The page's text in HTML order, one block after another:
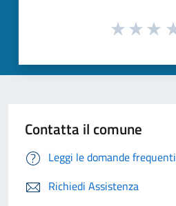
Contatta il comune
Leggi le domande frequenti
Richiedi Assistenza